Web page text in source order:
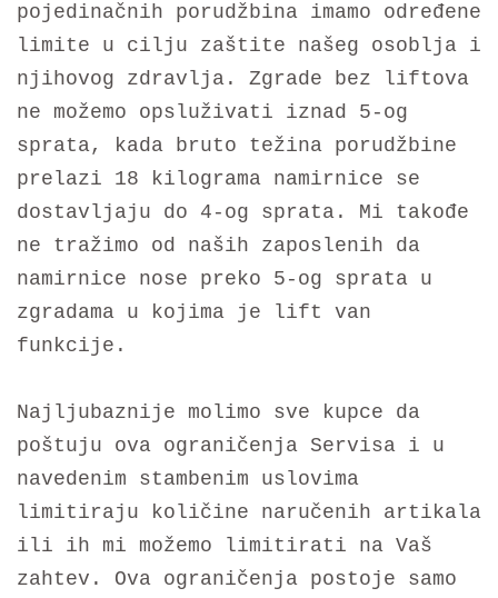
pojedinačnih porudžbina imamo određene
limite u cilju zaštite našeg osoblja i
njihovog zdravlja. Zgrade bez liftova
ne možemo opsluživati iznad 5-og
sprata, kada bruto težina porudžbine
prelazi 18 kilograma namirnice se
dostavljaju do 4-og sprata. Mi takođe
ne tražimo od naših zaposlenih da
namirnice nose preko 5-og sprata u
zgradama u kojima je lift van
funkcije.
Najljubaznije molimo sve kupce da
poštuju ova ograničenja Servisa i u
navedenim stambenim uslovima
limitiraju količine naručenih artikala
ili ih mi možemo limitirati na Vaš
zahtev. Ova ograničenja postoje samo